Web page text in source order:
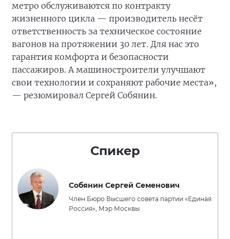
метро обслуживаются по контракту
жизненного цикла — производитель несёт
ответственность за техническое состояние
вагонов на протяжении 30 лет. Для нас это
гарантия комфорта и безопасности
пассажиров. А машиностроители улучшают
свои технологии и сохраняют рабочие места»,
— резюмировал Сергей Собянин.
Спикер
Собянин Сергей Семенович
Член Бюро Высшего совета партии «Единая
Россия», Мэр Москвы